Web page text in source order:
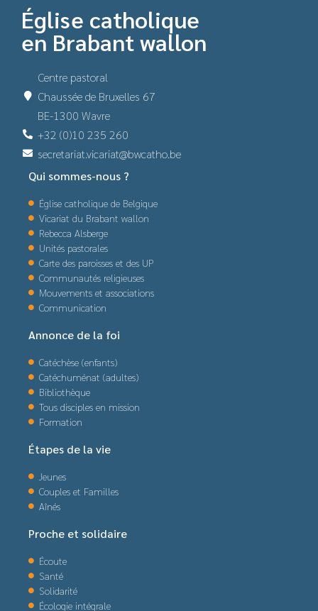
Église catholique
en Brabant wallon
Centre pastoral
Chaussée de Bruxelles 67
BE-1300 Wavre
+32 (0)10 235 260
secretariat.vicariat@bwcatho.be
Qui sommes-nous ?
Église catholique de Belgique
Vicariat du Brabant wallon
Rebecca Alsberge
Unités pastorales
Carte des paroisses et des UP
Communautés religieuses
Mouvements et associations
Communication
Annonce de la foi
Catéchèse (enfants)
Catéchuménat (adultes)
Bibliothèque
Tous disciples en mission
Formation
Étapes de la vie
Jeunes
Couples et Familles
Aînés
Proche et solidaire
Écoute
Santé
Solidarité
Écologie intégrale